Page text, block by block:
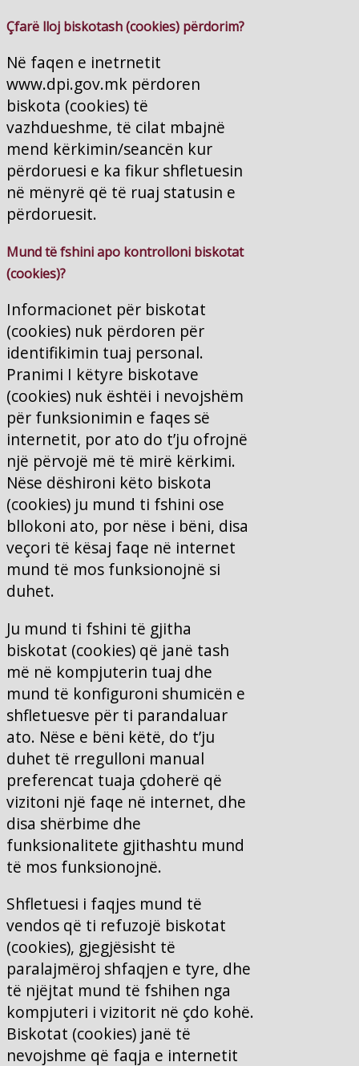
Çfarë lloj biskotash (cookies) përdorim?
Në faqen e inetrnetit
www.dpi.gov.mk përdoren
biskota (cookies) të
vazhdueshme, të cilat mbajnë
mend kërkimin/seancën kur
përdoruesi e ka fikur shfletuesin
në mënyrë që të ruaj statusin e
përdoruesit.
Mund të fshini apo kontrolloni biskotat
(cookies)?
Informacionet për biskotat
(cookies) nuk përdoren për
identifikimin tuaj personal.
Pranimi I këtyre biskotave
(cookies) nuk ështëi i nevojshëm
për funksionimin e faqes së
internetit, por ato do t’ju ofrojnë
një përvojë më të mirë kërkimi.
Nëse dëshironi këto biskota
(cookies) ju mund ti fshini ose
bllokoni ato, por nëse i bëni, disa
veçori të kësaj faqe në internet
mund të mos funksionojnë si
duhet.
Ju mund ti fshini të gjitha
biskotat (cookies) që janë tash
më në kompjuterin tuaj dhe
mund të konfiguroni shumicën e
shfletuesve për ti parandaluar
ato. Nëse e bëni këtë, do t’ju
duhet të rregulloni manual
preferencat tuaja çdoherë që
vizitoni një faqe në internet, dhe
disa shërbime dhe
funksionalitete gjithashtu mund
të mos funksionojnë.
Shfletuesi i faqjes mund të
vendos që ti refuzojë biskotat
(cookies), gjegjësisht të
paralajmëroj shfaqjen e tyre, dhe
të njëjtat mund të fshihen nga
kompjuteri i vizitorit në çdo kohë.
Biskotat (cookies) janë të
nevojshme që faqja e internetit